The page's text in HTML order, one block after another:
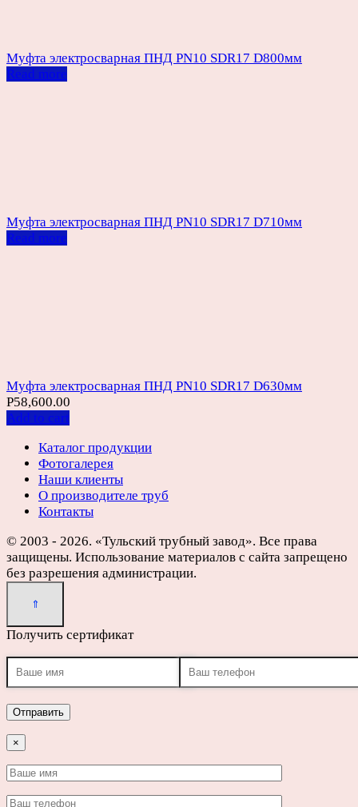
Муфта электросварная ПНД PN10 SDR17 D800мм
Read more
Муфта электросварная ПНД PN10 SDR17 D710мм
Read more
Муфта электросварная ПНД PN10 SDR17 D630мм
Р58,600.00
Add to cart
Каталог продукции
Фотогалерея
Наши клиенты
О производителе труб
Контакты
© 2003 - 2026. «Тульский трубный завод». Все права
защищены. Использование материалов с сайта запрещено
без разрешения администрации.
Получить сертификат
×